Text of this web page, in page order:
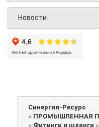
Новости
Синергия-Ресурс
» ПРОМЫШЛЕННАЯ
» Фитинги и шланги »